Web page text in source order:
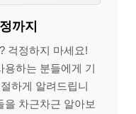
까지
걱정하지 마세요!
용하는 분들에게 기
하게 알려드립니
을 차근차근 알아보